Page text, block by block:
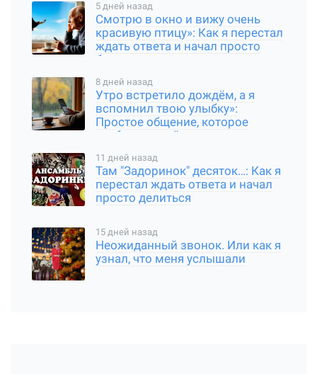
5 дней назад
Смотрю в окно и вижу очень
красивую птицу»: Как я перестал
ждать ответа и начал просто
быть
8 дней назад
Утро встретило дождём, а я
вспомнил твою улыбку»:
Простое общение, которое
требует чуткой души
11 дней назад
Там "Задоринок" десяток…: Как я
перестал ждать ответа и начал
просто делиться
15 дней назад
Неожиданный звонок. Или как я
узнал, что меня услышали